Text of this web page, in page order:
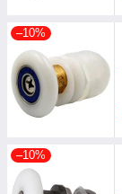
–10%
–10%